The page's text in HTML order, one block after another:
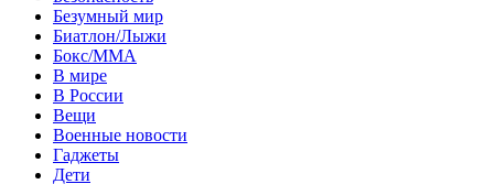
Безумный мир
Биатлон/Лыжи
Бокс/MMA
В мире
В России
Вещи
Военные новости
Гаджеты
Дети